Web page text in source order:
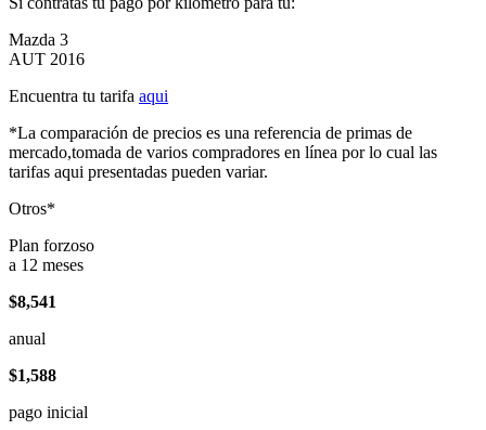
Mazda 3
AUT 2016
Encuentra tu tarifa aqui
*La comparación de precios es una referencia de primas de
mercado,tomada de varios compradores en línea por lo cual las
tarifas aqui presentadas pueden variar.
Otros*
Plan forzoso
a 12 meses
$8,541
anual
$1,588
pago inicial